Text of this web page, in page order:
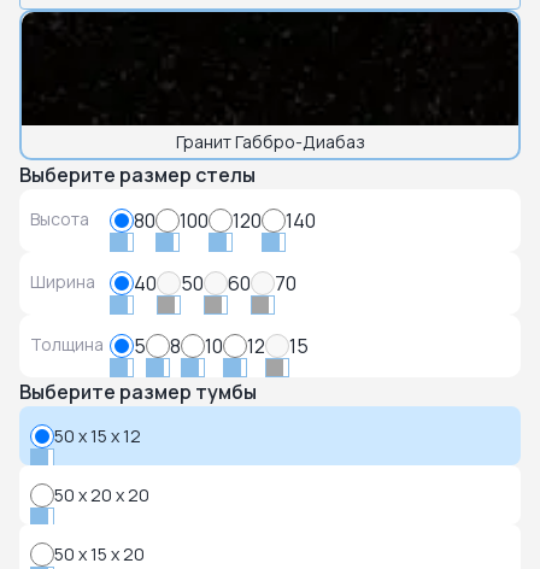
Гранит Габбро-Диабаз
Выберите размер стелы
Высота 80 100 120 140
Ширина 40 50 60 70
Толщина 5 8 10 12
15
Выберите размер тумбы
50 x 15 x 12
50 x 20 x 20
50 x 15 x 20